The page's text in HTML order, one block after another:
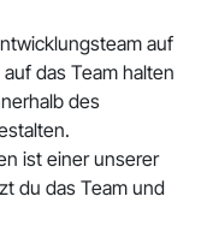
auf
das Team halten
des
ist einer unserer
du das Team und